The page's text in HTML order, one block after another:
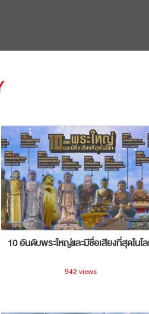
10 อันดับพระใหญ่และมีชื่อเสียงที่สุดในโ
942 views